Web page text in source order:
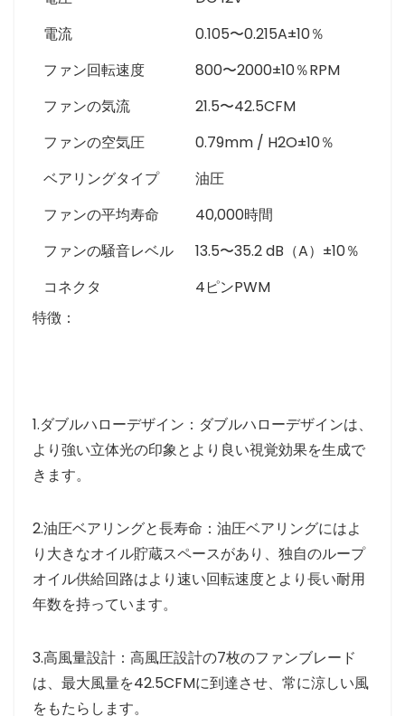
電流
0.105〜0.215A±10％
ファン回転速度
800〜2000±10％RPM
ファンの気流
21.5〜42.5CFM
ファンの空気圧
0.79mm / H2O±10％
ベアリングタイプ
油圧
ファンの平均寿命
40,000時間
ファンの騒音レベル
13.5〜35.2 dB（A）±10％
コネクタ
4ピンPWM
特徴：
1.ダブルハローデザイン：ダブルハローデザインは、
より強い立体光の印象とより良い視覚効果を生成で
きます。
2.油圧ベアリングと長寿命：油圧ベアリングにはよ
り大きなオイル貯蔵スペースがあり、独自のループ
オイル供給回路はより速い回転速度とより長い耐用
年数を持っています。
3.高風量設計：高風圧設計の7枚のファンブレード
は、最大風量を42.5CFMに到達させ、常に涼しい風
をもたらします。